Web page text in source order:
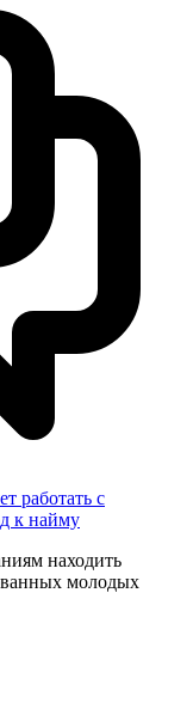
работать с
к найму
находить
молодых